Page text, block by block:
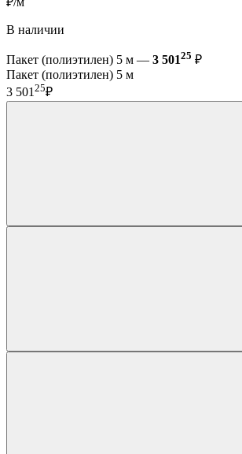
В наличии
Пакет (полиэтилен) 5 м — 3 50125 ₽
Пакет (полиэтилен) 5 м
3 50125₽